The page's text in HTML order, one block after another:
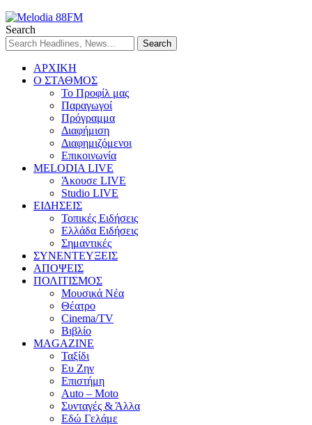
Search
ΑΡΧΙΚΗ
Ο ΣΤΑΘΜΟΣ
Το Προφίλ μας
Παραγωγοί
Πρόγραμμα
Διαφήμιση
Διαφημιζόμενοι
Επικοινωνία
MELODIA LIVE
Άκουσε LIVE
Studio LIVE
ΕΙΔΗΣΕΙΣ
Τοπικές Ειδήσεις
Ελλάδα Ειδήσεις
Σημαντικές
ΣΥΝΕΝΤΕΥΞΕΙΣ
ΑΠΟΨΕΙΣ
ΠΟΛΙΤΙΣΜΟΣ
Μουσικά Νέα
Θέατρο
Cinema/TV
Βιβλίο
MAGAZINE
Ταξίδι
Ευ Ζην
Επιστήμη
Auto – Moto
Συνταγές & Άλλα
Εδώ Γελάμε